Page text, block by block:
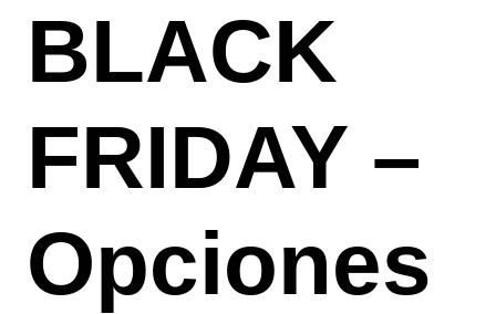
BLACK
FRIDAY –
Opciones